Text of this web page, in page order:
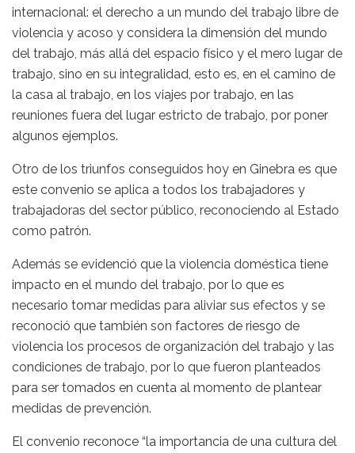
internacional: el derecho a un mundo del trabajo libre de
violencia y acoso y considera la dimensión del mundo
del trabajo, más allá del espacio físico y el mero lugar de
trabajo, sino en su integralidad, esto es, en el camino de
la casa al trabajo, en los viajes por trabajo, en las
reuniones fuera del lugar estricto de trabajo, por poner
algunos ejemplos.
Otro de los triunfos conseguidos hoy en Ginebra es que
este convenio se aplica a todos los trabajadores y
trabajadoras del sector público, reconociendo al Estado
como patrón.
Además se evidenció que la violencia doméstica tiene
impacto en el mundo del trabajo, por lo que es
necesario tomar medidas para aliviar sus efectos y se
reconoció que también son factores de riesgo de
violencia los procesos de organización del trabajo y las
condiciones de trabajo, por lo que fueron planteados
para ser tomados en cuenta al momento de plantear
medidas de prevención.
El convenio reconoce “la importancia de una cultura del